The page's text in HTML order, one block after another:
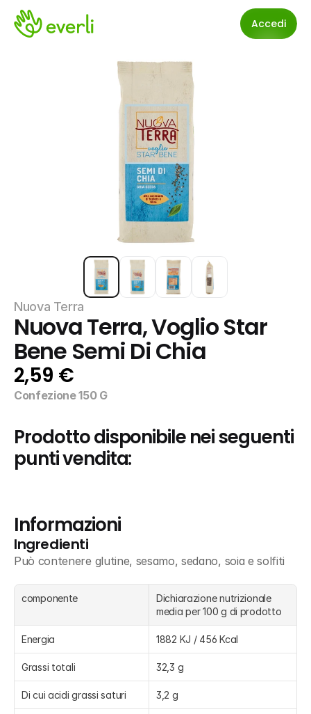
Accedi
Nuova Terra
Nuova Terra, Voglio Star
Bene Semi Di Chia
2,59 €
Confezione 150 G
Prodotto disponibile nei seguenti
punti vendita:
Informazioni
Ingredienti
Può contenere glutine, sesamo, sedano, soia e solfiti
componente
Dichiarazione nutrizionale
media per 100 g di prodotto
Energia 1882 KJ / 456 Kcal
Grassi totali 32,3 g
Di cui acidi grassi saturi 3,2 g